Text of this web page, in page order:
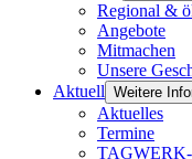
Regional &
Angebote
Mitmachen
Unsere
Aktuell Weitere
Aktuelles
Termine